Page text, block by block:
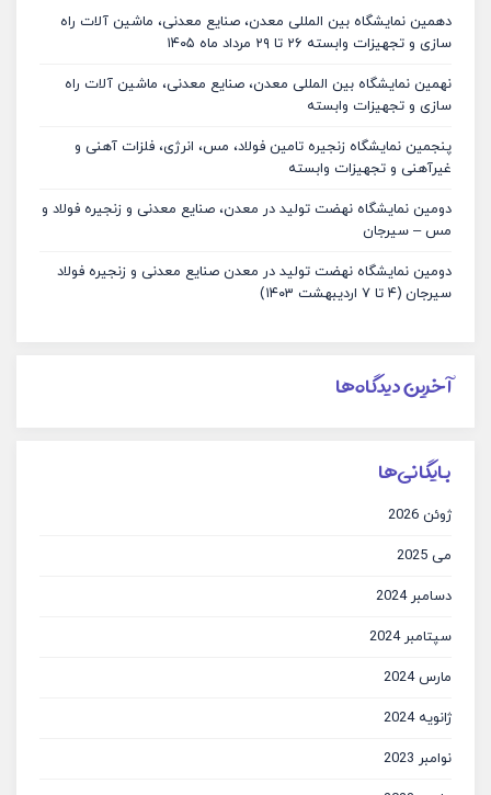
دهمین نمایشگاه بین المللی معدن، صنایع معدنی، ماشین آلات راه
سازی و تجهیزات وابسته ۲۶ تا ۲۹ مرداد ماه ۱۴۰۵
نهمین نمایشگاه بین المللی معدن، صنایع معدنی، ماشین آلات راه
سازی و تجهیزات وابسته
پنجمین نمایشگاه زنجیره تامین فولاد، مس، انرژی، فلزات آهنی و
غیرآهنی و تجهیزات وابسته
دومین نمایشگاه نهضت تولید در معدن، صنایع معدنی و زنجیره فولاد و
مس – سیرجان
دومین نمایشگاه نهضت تولید در معدن صنایع معدنی و زنجیره فولاد
سیرجان (۴ تا ۷ اردیبهشت ۱۴۰۳)
آخرین دیدگاه‌ها
بایگانی‌ها
ژوئن 2026
می 2025
دسامبر 2024
سپتامبر 2024
مارس 2024
ژانویه 2024
نوامبر 2023